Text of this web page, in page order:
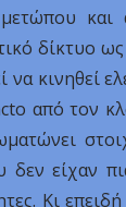
και
δίκτυο
να κινηθεί
από τον
είχαν
Κι